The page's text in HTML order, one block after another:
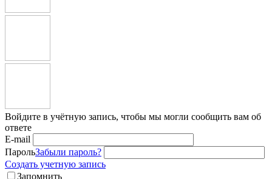
Войдите в учётную запись, чтобы мы могли сообщить вам об
ответе
E-mail
ПарольЗабыли пароль?
Создать учетную запись
Запомнить